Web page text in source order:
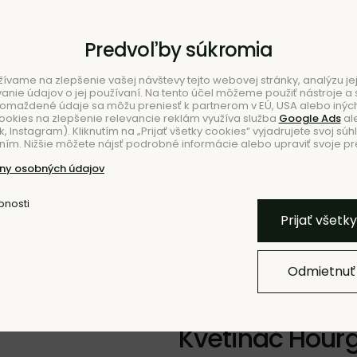
Kvetináč
Pridať k
Predvoľby súkromia
na zlepšenie vašej návštevy tejto webovej stránky, analýzu
údajov o jej používaní. Na tento účel môžeme použiť nástroje a
údaje sa môžu preniesť k partnerom v EÚ, USA alebo
na zlepšenie relevancie reklám využíva služba Google Ads
Instagram). Kliknutím na „Prijať všetky cookies“ vyjadrujete svoj
Nižšie môžete nájsť podrobné informácie alebo upraviť svoje
osobných údajov
Prijať